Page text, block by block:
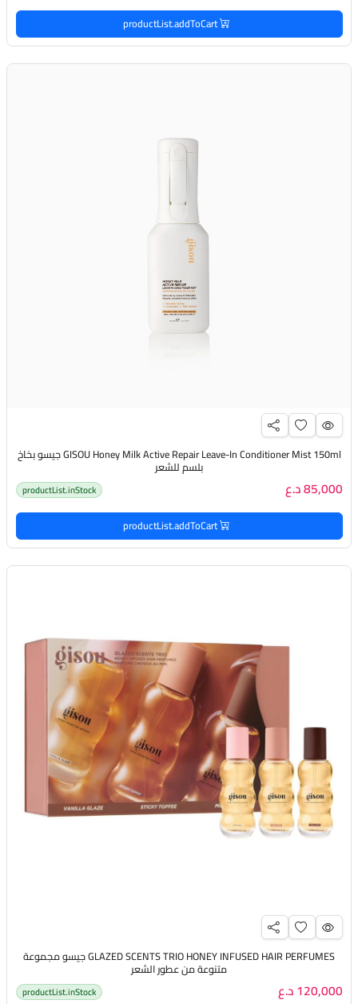
productList.addToCart
GISOU Honey Milk Active Repair Leave-In Conditioner Mist 150ml جيسو بخاخ
بلسم للشعر
85,000 د.ع productList.inStock
productList.addToCart
GLAZED SCENTS TRIO HONEY INFUSED HAIR PERFUMES جيسو مجموعة
متنوعة من عطور الشعر
120,000 د.ع productList.inStock